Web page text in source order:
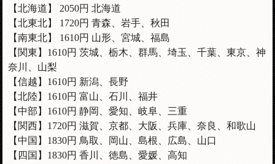
【北海道】 2050円 北海道
【北東北】 1720円 青森、岩手、秋田
【南東北】 1610円 山形、宮城、福島
【関東】1610円 茨城、栃木、群馬、埼玉、千葉、東京、神
奈川、山梨
【信越】 1610円 新潟、長野
【北陸】 1610円 富山、石川、福井
【中部】 1610円 静岡、愛知、岐阜、三重
【関西】1720円 滋賀、京都、大阪、兵庫、奈良、和歌山
【中国】1830円 鳥取、岡山、島根、広島、山口
【四国】1830円 香川、徳島、愛媛、高知